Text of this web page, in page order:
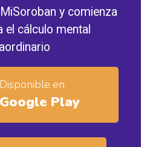
y comienza
el cálculo mental
Disponible en
Google Play